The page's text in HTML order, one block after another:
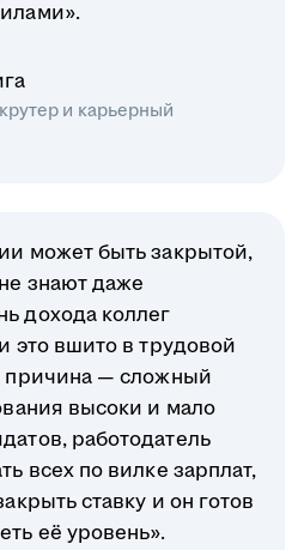
и карьерный
может быть закрытой,
знают даже
дохода коллег
это вшито в трудовой
причина — сложный
высоки и мало
работодатель
всех по вилке зарплат,
ставку и он готов
её уровень».